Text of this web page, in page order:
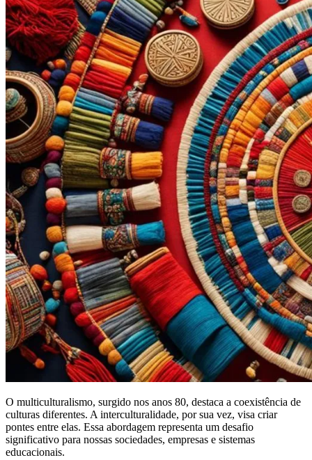
O multiculturalismo, surgido nos anos 80, destaca a coexistência de
culturas diferentes. A interculturalidade, por sua vez, visa criar
pontes entre elas. Essa abordagem representa um desafio
significativo para nossas sociedades, empresas e sistemas
educacionais.